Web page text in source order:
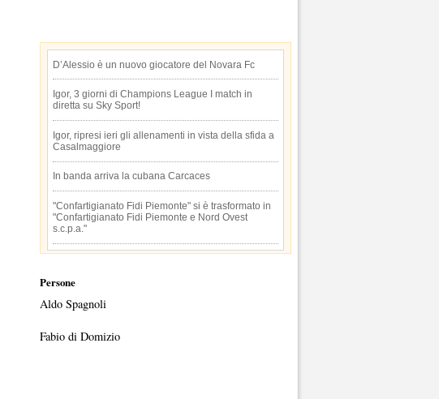
D’Alessio è un nuovo giocatore del Novara Fc
Igor, 3 giorni di Champions League I match in
diretta su Sky Sport!
Igor, ripresi ieri gli allenamenti in vista della sfida a
Casalmaggiore
In banda arriva la cubana Carcaces
"Confartigianato Fidi Piemonte" si è trasformato in
"Confartigianato Fidi Piemonte e Nord Ovest
s.c.p.a."
Persone
Aldo Spagnoli
Fabio di Domizio